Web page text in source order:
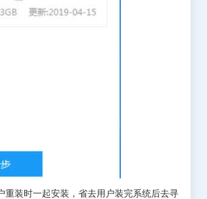
装时一起安装，省去用户装完系统后去寻